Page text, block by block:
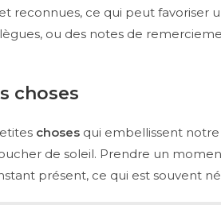
reconnues, ce qui peut favoriser
ou des notes de
choses
choses qui embellissent
de soleil. Prendre un
présent, ce qui est souvent